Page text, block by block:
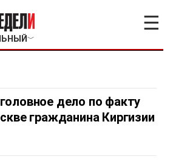
﹀
☰
дело по факту
гражданина Киргизии